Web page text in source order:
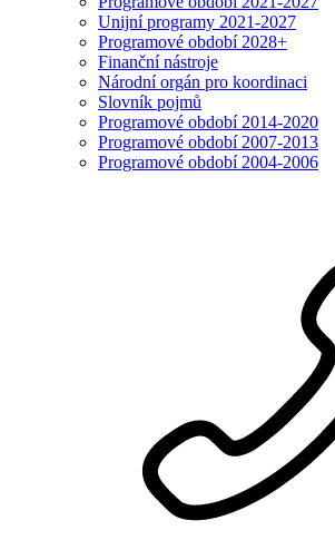
Unijní programy 2021-2027
Programové období 2028+
Finanční nástroje
Národní orgán pro koordinaci
Slovník pojmů
Programové období 2014-2020
Programové období 2007-2013
Programové období 2004-2006